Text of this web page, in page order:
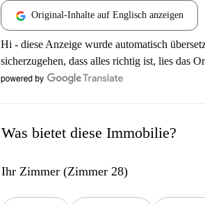
Original-Inhalte auf Englisch anzeigen
Hi - diese Anzeige wurde automatisch
sicherzugehen, dass alles richtig ist, lies das
Was bietet diese Immobilie?
Ihr Zimmer (Zimmer 28)